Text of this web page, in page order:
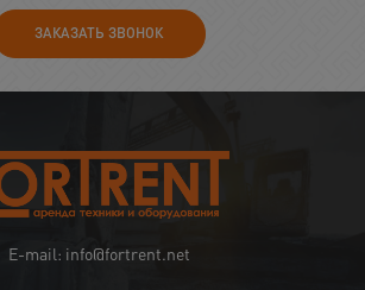
ЗАКАЗАТЬ ЗВОНОК
E-mail: info@fortrent.net